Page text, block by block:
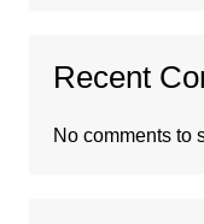
Recent
No comments to